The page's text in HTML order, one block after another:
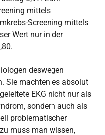
mittels
Screening mittels
Wert nur in der
deswegen
Sie machten es absolut
EKG nicht nur als
sondern auch als
problematischer
muss man wissen,